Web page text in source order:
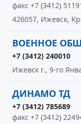
факс +7 (3412)
426057, Ижевск,
ВОЕННОЕ
+7 (3412) 240010
Ижевск г., 9-го
ДИНАМО ТД
+7 (3412) 785689
факс +7 (3412)